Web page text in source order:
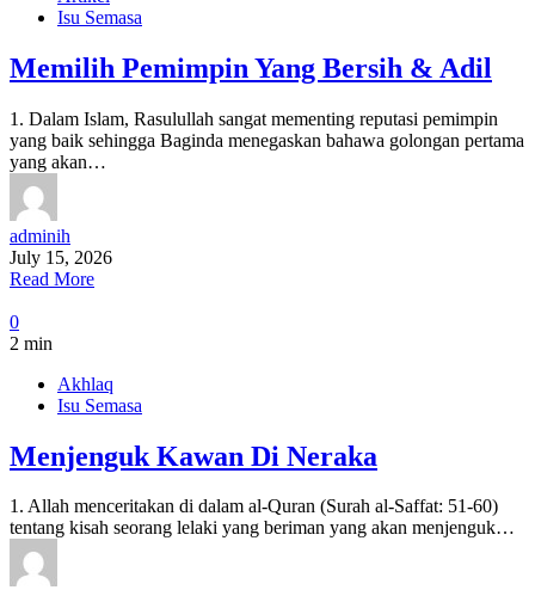
Isu Semasa
Memilih Pemimpin Yang Bersih & Adil
1. Dalam Islam, Rasulullah sangat mementing reputasi pemimpin
yang baik sehingga Baginda menegaskan bahawa golongan pertama
yang akan…
adminih
July 15, 2026
Read More
0
2 min
Akhlaq
Isu Semasa
Menjenguk Kawan Di Neraka
1. Allah menceritakan di dalam al-Quran (Surah al-Saffat: 51-60)
tentang kisah seorang lelaki yang beriman yang akan menjenguk…